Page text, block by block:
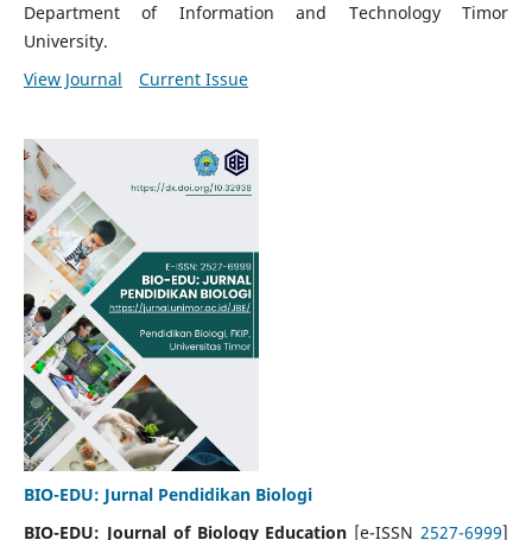
Department of Information and Technology Timor
University.
View Journal
Current Issue
BIO-EDU: Jurnal Pendidikan Biologi
BIO-EDU: Journal of Biology Education [e-ISSN2527-6999]